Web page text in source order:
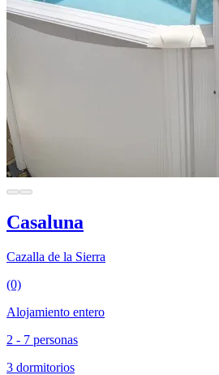
Casaluna
Cazalla de la Sierra
(0)
Alojamiento entero
2 - 7 personas
3 dormitorios